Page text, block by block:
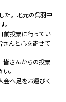
た。地元の呉羽中
。
前投票に行ってい
さんと心を寄せて
皆さんからの投票
。
会へ足をお運びく